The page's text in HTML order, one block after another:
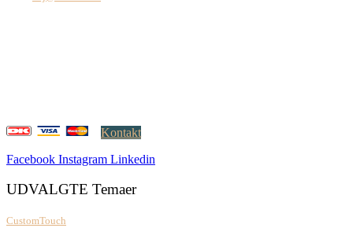
Kontakt
Facebook Instagram Linkedin
UDVALGTE Temaer
CustomTouch